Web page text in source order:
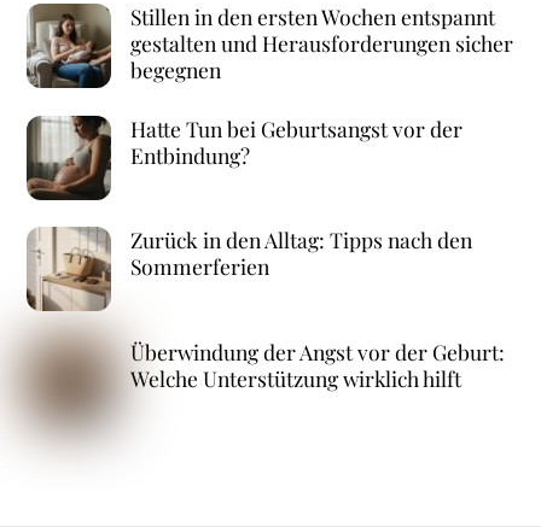
Stillen in den ersten Wochen entspannt
gestalten und Herausforderungen sicher
begegnen
Hatte Tun bei Geburtsangst vor der
Entbindung?
Zurück in den Alltag: Tipps nach den
Sommerferien
Überwindung der Angst vor der Geburt:
Welche Unterstützung wirklich hilft